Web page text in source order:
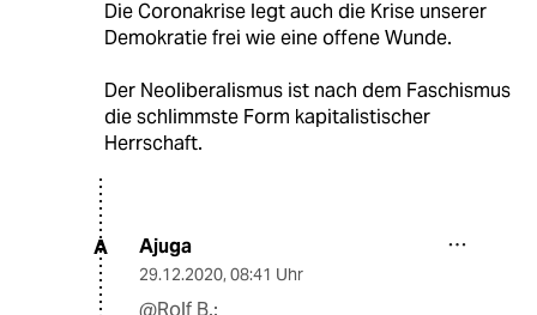
Die Coronakrise legt auch die Krise unserer
Demokratie frei wie eine offene Wunde.
Der Neoliberalismus ist nach dem Faschismus
die schlimmste Form kapitalistischer
Herrschaft.
A Ajuga
29.12.2020, 08:41 Uhr